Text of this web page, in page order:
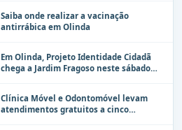
Saiba onde realizar a vacinação
antirrábica em Olinda
Em Olinda, Projeto Identidade Cidadã
chega a Jardim Fragoso neste sábado
Clínica Móvel e Odontomóvel levam
atendimentos gratuitos a cinco